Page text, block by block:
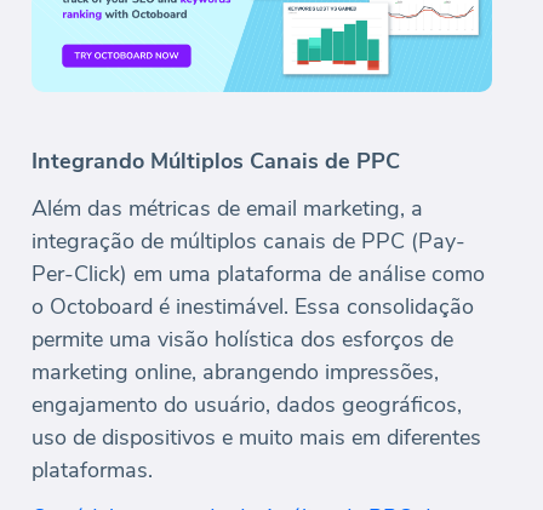
Integrando Múltiplos Canais de PPC
Além das métricas de email marketing, a
integração de múltiplos canais de PPC (Pay-
Per-Click) em uma plataforma de análise como
o Octoboard é inestimável. Essa consolidação
permite uma visão holística dos esforços de
marketing online, abrangendo impressões,
engajamento do usuário, dados geográficos,
uso de dispositivos e muito mais em diferentes
plataformas.